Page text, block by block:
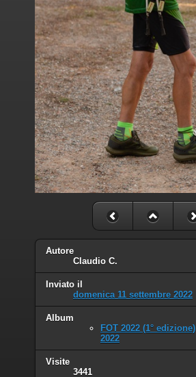
Autore
Claudio C.
Inviato il
domenica 11 settembre 2022
Album
FOT 2022 (1° edizione)
2022
Visite
3441